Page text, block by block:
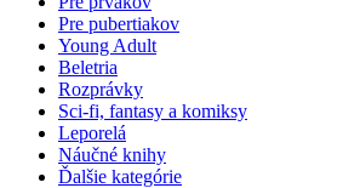
Pre pubertiakov
Young Adult
Beletria
Rozprávky
Sci-fi, fantasy a komiksy
Leporelá
Náučné knihy
Ďalšie kategórie